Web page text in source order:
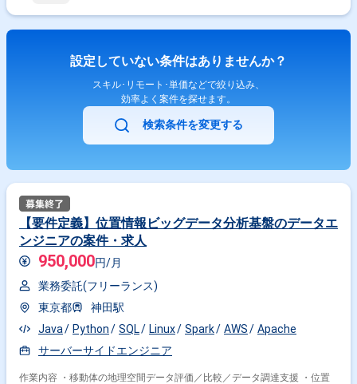
必須 ・エンジニア実務経験3年以上必須 ＝＝＝＝＝ ★本案件の最新の状況
設定していない条件はありませんか？
スキル･リモート･単価などで絞り込み、
効率よく案件を探せます。
検索条件を変更する
【要件定義】位置情報ビッグデータ分析基盤のデータエ
ンジニアの案件・求人
950,000円/月
業務委託(フリーランス)
東京都
神田駅
Java
Python SQL Linux Spark AWS
Apache
サーバーサイドエンジニア
作業内容 ・移動体の地理空間データ評価／比較／データ調達支援 ・位置